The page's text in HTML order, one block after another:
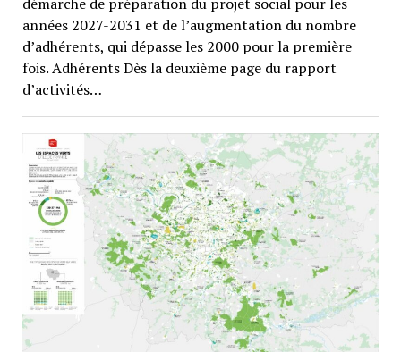
démarche de préparation du projet social pour les
années 2027-2031 et de l’augmentation du nombre
d’adhérents, qui dépasse les 2000 pour la première
fois. Adhérents Dès la deuxième page du rapport
d’activités…